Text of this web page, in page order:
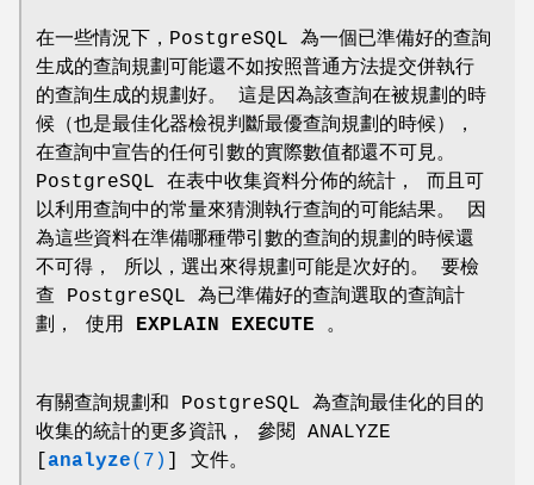
在一些情況下，PostgreSQL 為一個已準備好的查詢
生成的查詢規劃可能還不如按照普通方法提交併執行
的查詢生成的規劃好。 這是因為該查詢在被規劃的時
候（也是最佳化器檢視判斷最優查詢規劃的時候），
在查詢中宣告的任何引數的實際數值都還不可見。
PostgreSQL 在表中收集資料分佈的統計， 而且可
以利用查詢中的常量來猜測執行查詢的可能結果。 因
為這些資料在準備哪種帶引數的查詢的規劃的時候還
不可得， 所以，選出來得規劃可能是次好的。 要檢
查 PostgreSQL 為已準備好的查詢選取的查詢計
劃， 使用 EXPLAIN EXECUTE 。
有關查詢規劃和 PostgreSQL 為查詢最佳化的目的
收集的統計的更多資訊， 參閱 ANALYZE
analyze(7) ] 文件。